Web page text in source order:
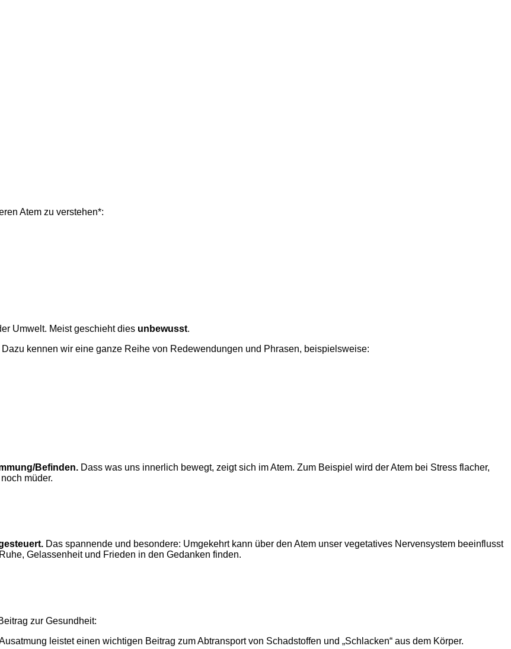
Atem zu verstehen*:
Umwelt. Meist geschieht dies unbewusst.
Dazu kennen wir eine ganze Reihe von Redewendungen und Phrasen, beispielsweise:
Befinden. Dass was uns innerlich bewegt, zeigt sich im Atem. Zum Beispiel wird der Atem bei Stress flacher,
müder.
Das spannende und besondere: Umgekehrt kann über den Atem unser vegetatives Nervensystem beeinflusst
Gelassenheit und Frieden in den Gedanken finden.
zur Gesundheit:
leistet einen wichtigen Beitrag zum Abtransport von Schadstoffen und „Schlacken“ aus dem Körper.